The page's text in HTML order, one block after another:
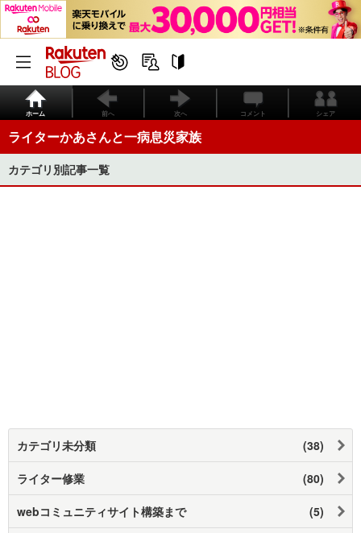
ホーム 前へ 次へ コメント シェア
ライターかあさんと一病息災家族
カテゴリ別記事一覧
カテゴリ未分類 (38)
ライター修業 (80)
webコミュニティサイト構築まで (5)